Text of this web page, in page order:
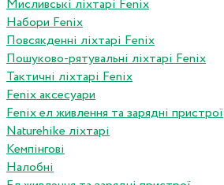
Мисливські ліхтарі Fenix
Набори Fenix
Повсякденні ліхтарі Fenix
Пошуково-рятувальні ліхтарі Fenix
Тактичні ліхтарі Fenix
Fenix аксесуари
Fenix ел живлення та зарядні пристрої
Naturehike ліхтарі
Кемпінгові
Налобні